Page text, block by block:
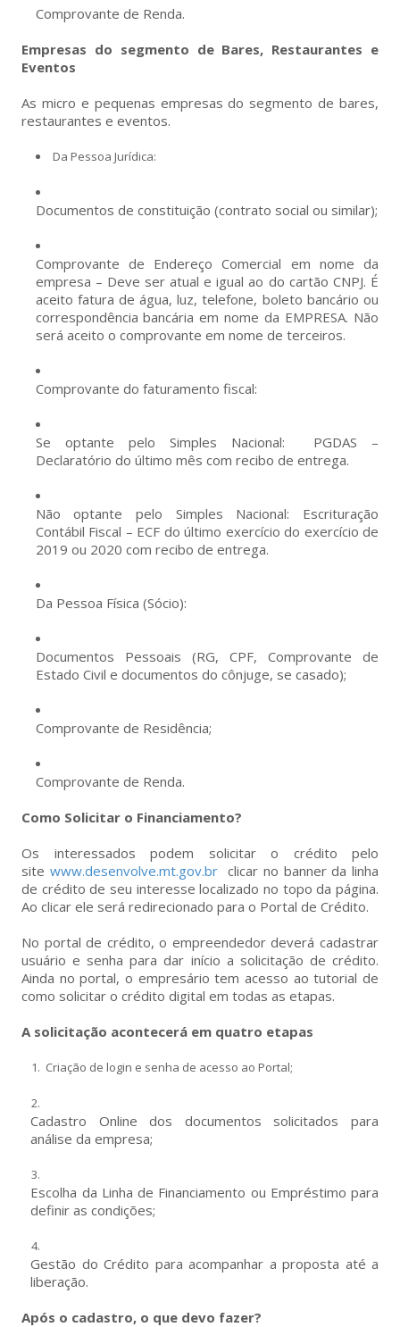
Comprovante de Renda.
Empresas do segmento de Bares, Restaurantes e
Eventos
As micro e pequenas empresas do segmento de bares,
restaurantes e eventos.
Da Pessoa Jurídica:
Documentos de constituição (contrato social ou similar);
Comprovante de Endereço Comercial em nome da
empresa – Deve ser atual e igual ao do cartão CNPJ. É
aceito fatura de água, luz, telefone, boleto bancário ou
correspondência bancária em nome da EMPRESA. Não
será aceito o comprovante em nome de terceiros.
Comprovante do faturamento fiscal:
Se optante pelo Simples Nacional: PGDAS –
Declaratório do último mês com recibo de entrega.
Não optante pelo Simples Nacional: Escrituração
Contábil Fiscal – ECF do último exercício do exercício de
2019 ou 2020 com recibo de entrega.
Da Pessoa Física (Sócio):
Documentos Pessoais (RG, CPF, Comprovante de
Estado Civil e documentos do cônjuge, se casado);
Comprovante de Residência;
Comprovante de Renda.
Como Solicitar o Financiamento?
Os interessados podem solicitar o crédito pelo
site www.desenvolve.mt.gov.brclicar no banner da linha
de crédito de seu interesse localizado no topo da página.
Ao clicar ele será redirecionado para o Portal de Crédito.
No portal de crédito, o empreendedor deverá cadastrar
usuário e senha para dar início a solicitação de crédito.
Ainda no portal, o empresário tem acesso ao tutorial de
como solicitar o crédito digital em todas as etapas.
A solicitação acontecerá em quatro etapas
Criação de login e senha de acesso ao Portal;
Cadastro Online dos documentos solicitados para
análise da empresa;
Escolha da Linha de Financiamento ou Empréstimo para
definir as condições;
Gestão do Crédito para acompanhar a proposta até a
liberação.
Após o cadastro, o que devo fazer?